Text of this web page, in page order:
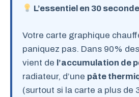
L’essentiel en 30
Votre carte graphique
paniquez pas. Dans 90%
vient de l’accumulation de
radiateur, d’une pâte
(surtout si la carte a plus de